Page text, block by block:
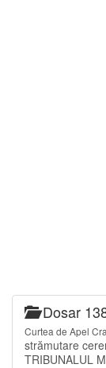
Dosar
Curtea de Apel
strămutare
TRIBUNALUL